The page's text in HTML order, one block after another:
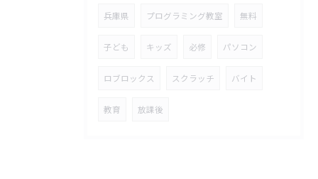
兵庫県 プログラミング教室 無料
子ども キッズ 必修 パソコン
ロブロックス スクラッチ バイト
教育 放課後